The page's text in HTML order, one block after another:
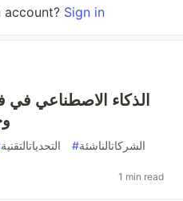
account? Sign in
الذكاء الاصطناعي
التحدياتالتقنية #الشركاتالناشئة
1 min read